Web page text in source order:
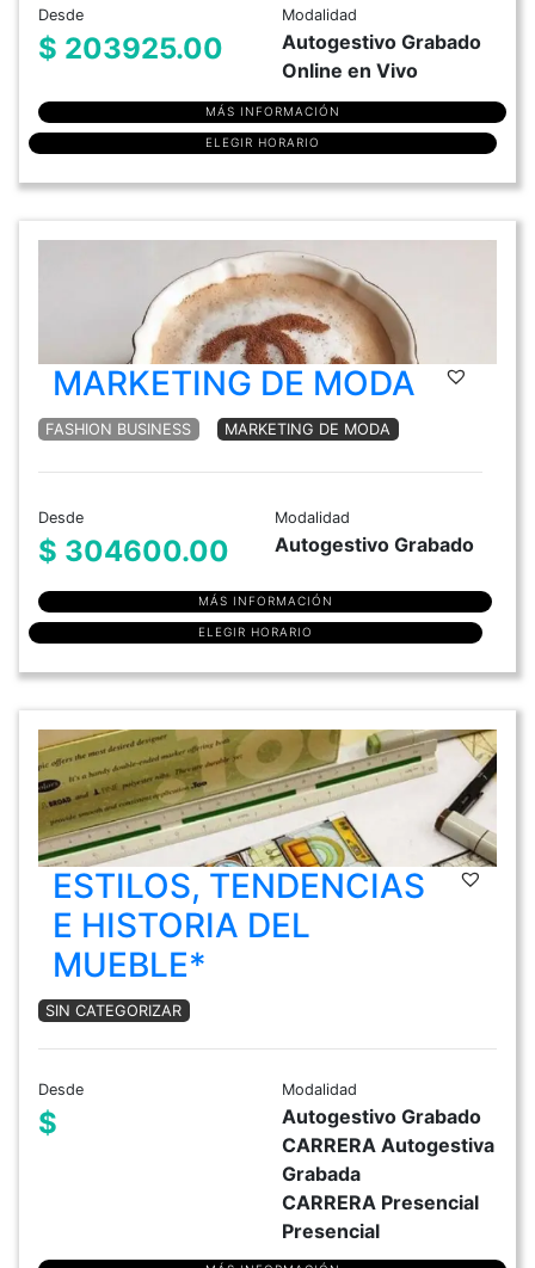
Desde
$ 203925.00
Modalidad
Autogestivo Grabado
Online en Vivo
MÁS INFORMACIÓN
ELEGIR HORARIO
MARKETING DE MODA
FASHION BUSINESS MARKETING DE MODA
Desde
$ 304600.00
Modalidad
Autogestivo Grabado
MÁS INFORMACIÓN
ELEGIR HORARIO
ESTILOS, TENDENCIAS
E HISTORIA DEL
MUEBLE*
SIN CATEGORIZAR
Desde
$
Modalidad
Autogestivo Grabado
CARRERA Autogestiva
Grabada
CARRERA Presencial
Presencial